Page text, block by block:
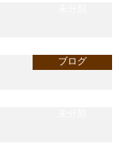
ブログ